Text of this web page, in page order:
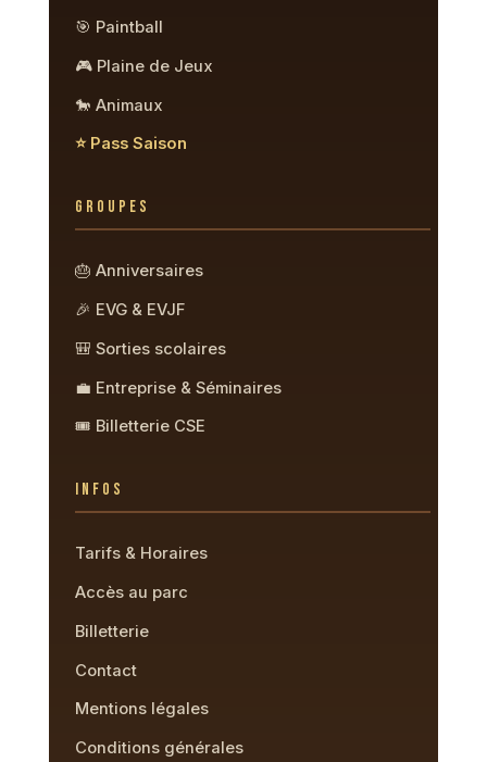
🎯 Paintball
🎮 Plaine de Jeux
🐎 Animaux
⭐ Pass Saison
GROUPES
🎂 Anniversaires
🎉 EVG & EVJF
🎒 Sorties scolaires
💼 Entreprise & Séminaires
🎟️ Billetterie CSE
INFOS
Tarifs & Horaires
Accès au parc
Billetterie
Contact
Mentions légales
Conditions générales